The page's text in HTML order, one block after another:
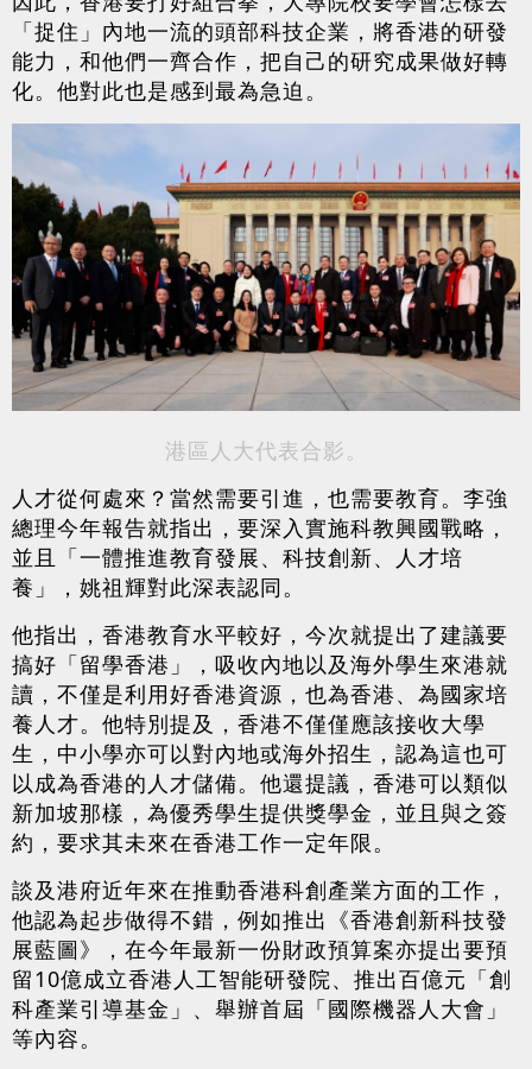
「捉住」內地一流的頭部科技企業，將香港的研發
能力，和他們一齊合作，把自己的研究成果做好轉
化。他對此也是感到最為急迫。
港區人大代表合影。
人才從何處來？當然需要引進，也需要教育。李強
總理今年報告就指出，要深入實施科教興國戰略，
並且「一體推進教育發展、科技創新、人才培
養」，姚祖輝對此深表認同。
他指出，香港教育水平較好，今次就提出了建議要
搞好「留學香港」，吸收內地以及海外學生來港就
讀，不僅是利用好香港資源，也為香港、為國家培
養人才。他特別提及，香港不僅僅應該接收大學
生，中小學亦可以對內地或海外招生，認為這也可
以成為香港的人才儲備。他還提議，香港可以類似
新加坡那樣，為優秀學生提供獎學金，並且與之簽
約，要求其未來在香港工作一定年限。
談及港府近年來在推動香港科創產業方面的工作，
他認為起步做得不錯，例如推出《香港創新科技發
展藍圖》，在今年最新一份財政預算案亦提出要預
留10億成立香港人工智能研發院、推出百億元「創
科產業引導基金」、舉辦首屆「國際機器人大會」
等內容。